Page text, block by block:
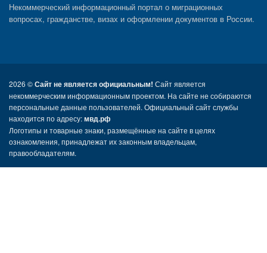
Некоммерческий информационный портал о миграционных
вопросах, гражданстве, визах и оформлении документов в России.
2026 ©Сайт не является официальным! Сайт является
некоммерческим информационным проектом. На сайте не собираются
персональные данные пользователей. Официальный сайт службы
находится по адресу:мвд.рф
Логотипы и товарные знаки, размещённые на сайте в целях
ознакомления, принадлежат их законным владельцам,
правообладателям.